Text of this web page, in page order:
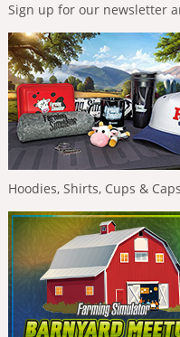
Sign up for our newsletter
Hoodies, Shirts, Cups &